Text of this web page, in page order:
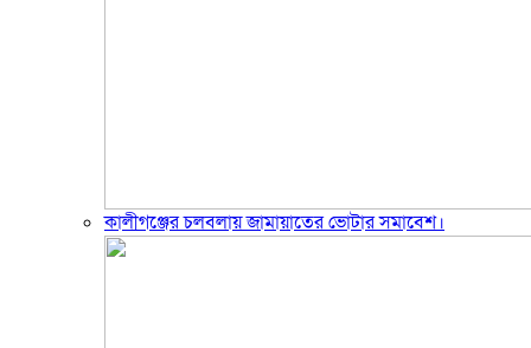
কালীগঞ্জের চলবলায় জামায়াতের ভোটার সমাবেশ।